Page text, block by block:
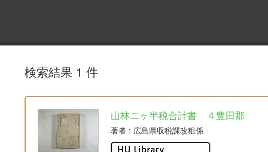
検索結果 1 件
山林ニヶ半税合計書 ４豊田郡
著者: 広島県収税課改租係